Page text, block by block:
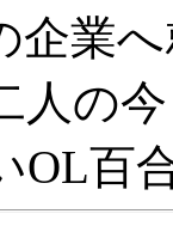
企業
人の
OL百